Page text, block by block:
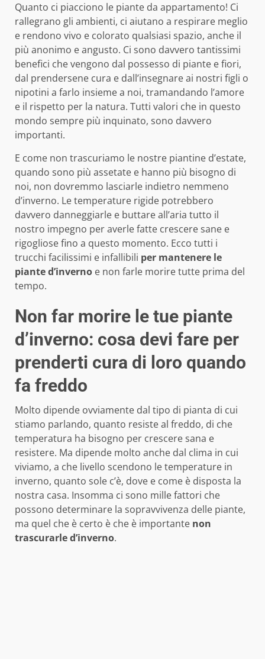
Quanto ci piacciono le piante da appartamento! Ci
rallegrano gli ambienti, ci aiutano a respirare meglio
e rendono vivo e colorato qualsiasi spazio, anche il
più anonimo e angusto. Ci sono davvero tantissimi
benefici che vengono dal possesso di piante e fiori,
dal prendersene cura e dall’insegnare ai nostri figli o
nipotini a farlo insieme a noi, tramandando l’amore
e il rispetto per la natura. Tutti valori che in questo
mondo sempre più inquinato, sono davvero
importanti.
E come non trascuriamo le nostre piantine d’estate,
quando sono più assetate e hanno più bisogno di
noi, non dovremmo lasciarle indietro nemmeno
d’inverno. Le temperature rigide potrebbero
davvero danneggiarle e buttare all’aria tutto il
nostro impegno per averle fatte crescere sane e
rigogliose fino a questo momento. Ecco tutti i
trucchi facilissimi e infallibili per mantenere le
piante d’inverno e non farle morire tutte prima del
tempo.
Non far morire le tue piante
d’inverno: cosa devi fare per
prenderti cura di loro quando
fa freddo
Molto dipende ovviamente dal tipo di pianta di cui
stiamo parlando, quanto resiste al freddo, di che
temperatura ha bisogno per crescere sana e
resistere. Ma dipende molto anche dal clima in cui
viviamo, a che livello scendono le temperature in
inverno, quanto sole c’è, dove e come è disposta la
nostra casa. Insomma ci sono mille fattori che
possono determinare la sopravvivenza delle piante,
ma quel che è certo è che è importante non
trascurarle d’inverno.